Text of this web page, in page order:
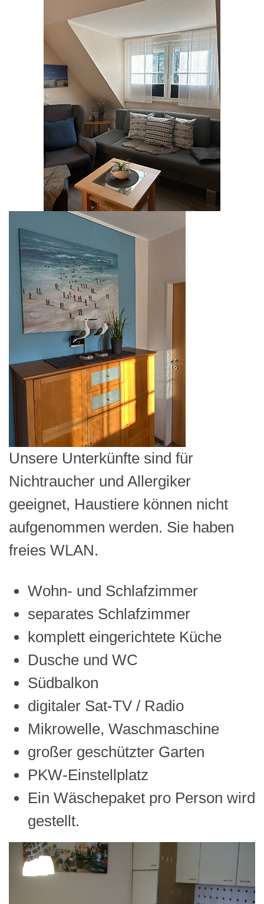
Unsere Unterkünfte sind für
Nichtraucher und Allergiker
geeignet, Haustiere können nicht
aufgenommen werden. Sie haben
freies WLAN.
Wohn- und Schlafzimmer
separates Schlafzimmer
komplett eingerichtete Küche
Dusche und WC
Südbalkon
digitaler Sat-TV / Radio
Mikrowelle, Waschmaschine
großer geschützter Garten
PKW-Einstellplatz
Ein Wäschepaket pro Person wird
gestellt.